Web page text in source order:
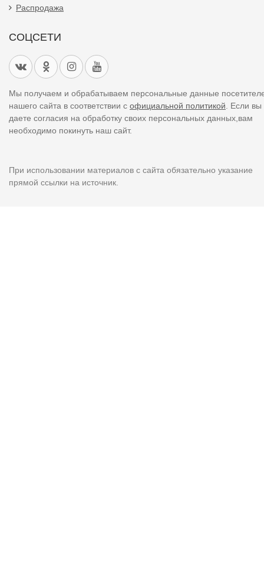
Распродажа
СОЦСЕТИ
Мы получаем и обрабатываем персональные данные
нашего сайта в соответствии с официальной политикой . Если
даете согласия на обработку своих персональных данных,вам
необходимо покинуть наш сайт.
При использовании материалов с сайта обязательно указание
прямой ссылки на источник.